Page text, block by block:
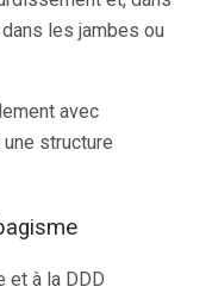
les jambes ou
avec
structure
et à la DDD